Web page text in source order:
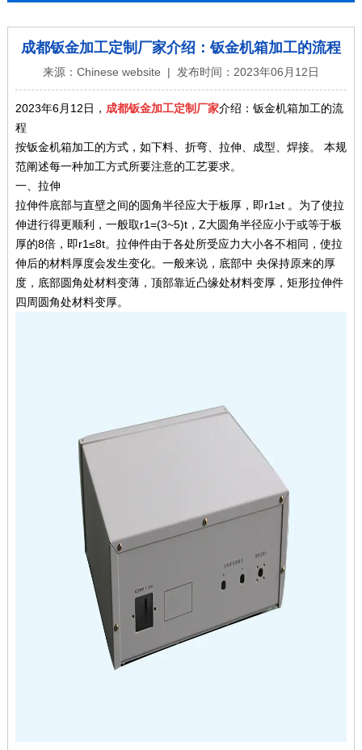
成都钣金加工定制厂家介绍：钣金机箱加工的流程
来源： Chinese website | 发布时间：2023年06月12日
2023年6月12日， 成都钣金加工定制厂家介绍：钣金机箱加工的流
程
按钣金机箱加工的方式，如下料、折弯、拉伸、成型、焊接。 本规
范阐述每一种加工方式所要注意的工艺要求。
一、拉伸
拉伸件底部与直壁之间的圆角半径应大于板厚，即r1≥t 。为了使拉
伸进行得更顺利，一般取r1=(3~5)t，Z大圆角半径应小于或等于板
厚的8倍，即r1≤8t。拉伸件由于各处所受应力大小各不相同，使拉
伸后的材料厚度会发生变化。一般来说，底部中 央保持原来的厚
度，底部圆角处材料变薄，顶部靠近凸缘处材料变厚，矩形拉伸件
四周圆角处材料变厚。